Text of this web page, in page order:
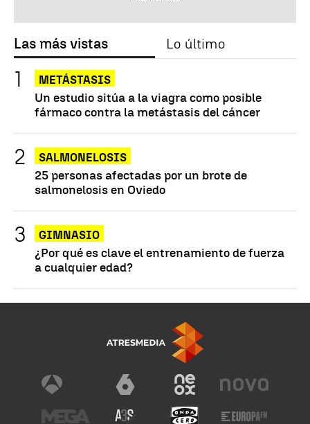
Las más vistas Lo último
METÁSTASIS
Un estudio sitúa a la viagra como posible
fármaco contra la metástasis del cáncer
SALMONELOSIS
25 personas afectadas por un brote de
salmonelosis en Oviedo
GIMNASIO
¿Por qué es clave el entrenamiento de fuerza
a cualquier edad?